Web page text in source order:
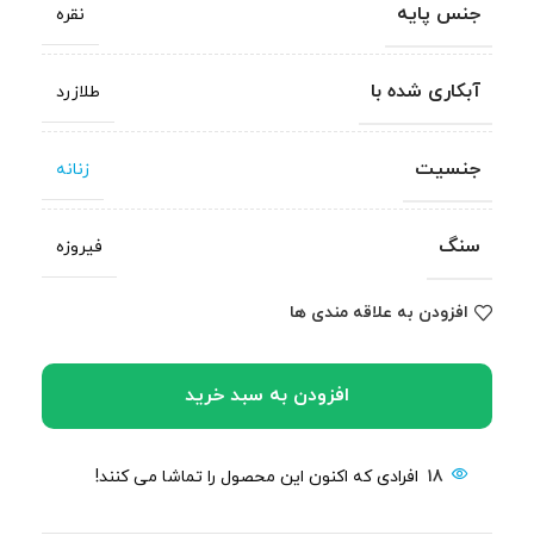
جنس پایه نقره
آبکاری شده با طلازرد
جنسیت زنانه
سنگ فیروزه
افزودن به علاقه مندی ها
افزودن به سبد خرید
18 افرادی که اکنون این محصول را تماشا می کنند!